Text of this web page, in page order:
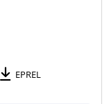
EPREL